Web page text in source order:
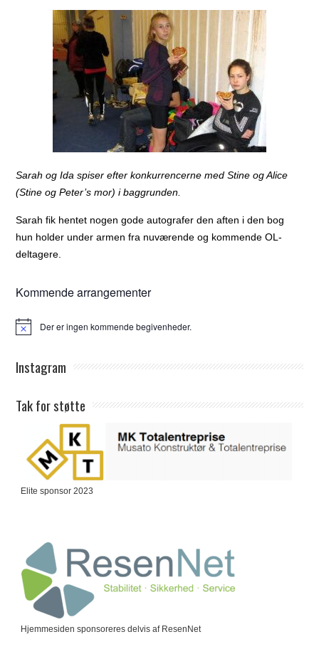
Sarah og Ida spiser efter konkurrencerne med Stine og Alice
(Stine og Peter’s mor) i baggrunden.
Sarah fik hentet nogen gode autografer den aften i den bog
hun holder under armen fra nuværende og kommende OL-
deltagere.
Kommende arrangementer
Notice Der er ingen kommende begivenheder.
Instagram
Tak for støtte
Elite sponsor 2023
Hjemmesiden sponsoreres delvis af ResenNet